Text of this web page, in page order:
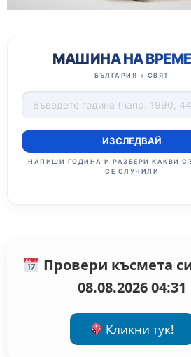
МАШИНА НА
БЪЛГАРИЯ + СВЯТ
ИЗСЛЕДВАЙ
НАПИШИ ГОДИНА И РАЗБЕРИ КАКВИ
СЕ СЛУЧИЛИ
Провери късмета
08.08.2026 04:31
Кликни тук!